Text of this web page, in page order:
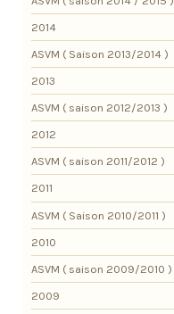
2014
ASVM ( Saison 2013/2014 )
2013
ASVM ( saison 2012/2013 )
2012
ASVM ( saison 2011/2012 )
2011
ASVM ( Saison 2010/2011 )
2010
ASVM ( saison 2009/2010 )
2009